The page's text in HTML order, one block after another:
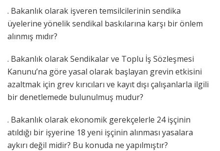
. Bakanlık olarak işveren temsilcilerinin sendika
üyelerine yönelik sendikal baskılarına karşı bir önlem
alınmış mıdır?
. Bakanlık olarak Sendikalar ve Toplu İş Sözleşmesi
Kanunu’na göre yasal olarak başlayan grevin etkisini
azaltmak için grev kırıcıları ve kayıt dışı çalışanlarla ilgili
bir denetlemede bulunulmuş mudur?
. Bakanlık olarak ekonomik gerekçelerle 24 işçinin
atıldığı bir işyerine 18 yeni işçinin alınması yasalara
aykırı değil midir? Bu konuda ne yapılmıştır?